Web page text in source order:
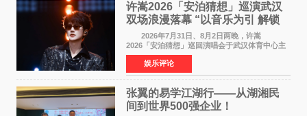
许嵩2026「安泊猜想」巡演武汉
双场浪漫落幕 “以音乐为引 解锁
江城记忆”
2026年7月31日、8月2日两晚，许嵩
2026「安泊猜想」巡回演唱会于武汉体育中心主
体育场盛大开唱。许嵩与数万歌迷在此相聚，从
浪漫惬意的舞台设计到充满诚意与惊喜的现场互
动，共同开启了一场关于
娱乐评论
张翼的易学江湖行——从湖湘民
间到世界500强企业！